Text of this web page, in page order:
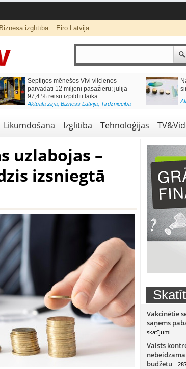
Biznesa izglītība Eiro Latvijā
Septiņos mēnešos Vivi vilcienos
pārvadāti 12 miljoni pasažieru; jūlijā
97,4 % reisu izpildīti laikā
Aktuālā ziņa, Bizness Latvijā, Tirdzniecība
Likumdošana Izglītība Tehnoloģijas
uzlabojas –
izsniegtā
Vakcinētie
saņems
skatījumi
Valsts
budžetu -